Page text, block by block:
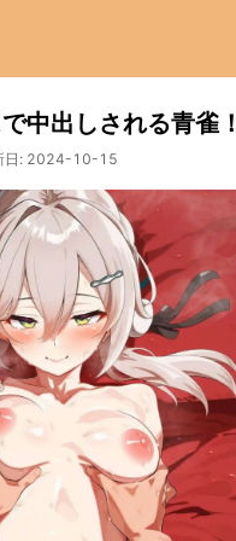
中出しされる青雀
日: 2024-10-15